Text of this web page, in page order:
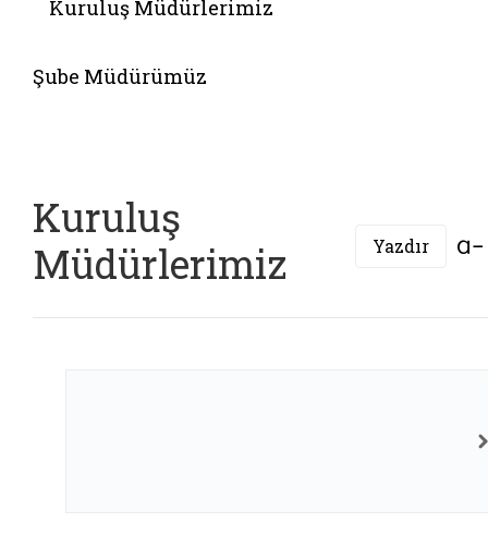
Kuruluş Müdürlerimiz
Şube Müdürümüz
Kuruluş
Müdürlerimiz
Yazdır